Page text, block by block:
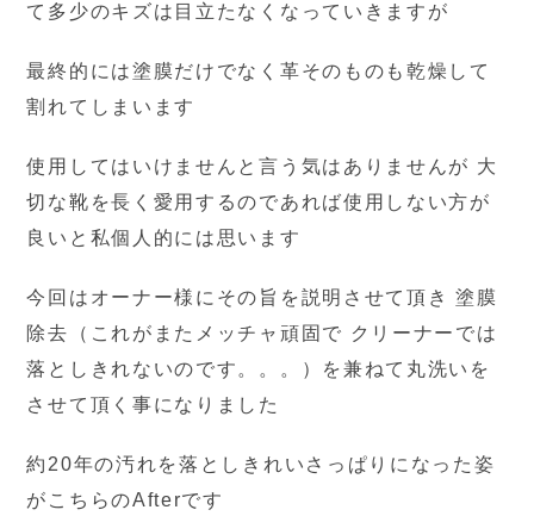
て多少のキズは目立たなくなっていきますが
最終的には塗膜だけでなく革そのものも乾燥して
割れてしまいます
使用してはいけませんと言う気はありませんが 大
切な靴を長く愛用するのであれば使用しない方が
良いと私個人的には思います
今回はオーナー様にその旨を説明させて頂き 塗膜
除去（これがまたメッチャ頑固で クリーナーでは
落としきれないのです。。。）を兼ねて丸洗いを
させて頂く事になりました
約20年の汚れを落としきれいさっぱりになった姿
がこちらのAfterです